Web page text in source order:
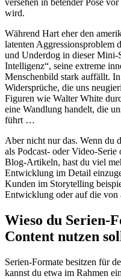
versehen in betender Pose
wird.
Während Hart eher den
latenten Aggressionsproblem
und Underdog in dieser Mini-
Intelligenz“, seine extreme
Menschenbild stark auffällt.
Widersprüche, die uns
Figuren wie Walter White
eine Wandlung handelt, die
führt …
Aber nicht nur das. Wenn du
als Podcast- oder Video-Serie
Blog-Artikeln, hast du viel
Entwicklung im Detail
Kunden im Storytelling
Entwicklung oder auf die von
Wieso du Serien-
Content nutzen
Serien-Formate besitzen für
kannst du etwa im Rahmen